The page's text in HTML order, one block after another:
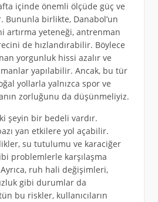
içinde önemli ölçüde güç ve
Bununla birlikte, Danabol’un
artırma yeteneği, antrenman
de hızlandırabilir. Böylece
yorgunluk hissi azalır ve
yapılabilir. Ancak, bu tür
yollarla yalnızca spor ve
zorluğunu da düşünmeliyiz.
şeyin bir bedeli vardır.
yan etkilere yol açabilir.
su tutulumu ve karaciğer
problemlerle karşılaşma
ruh hali değişimleri,
gibi durumlar da
bu riskler, kullanıcıların